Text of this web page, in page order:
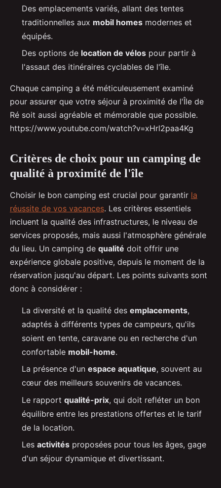
Des emplacements variés, allant des tentes
traditionnelles aux mobil homes modernes et
équipés.
Des options de location de vélos pour partir à
l'assaut des itinéraires cyclables de l'île.
Chaque camping a été méticuleusement examiné
pour assurer que votre séjour à proximité de l'Île de
Ré soit aussi agréable et mémorable que possible.
https://www.youtube.com/watch?v=xHrl2paa4Kg
Critères de choix pour un camping de
qualité à proximité de l'île
Choisir le bon camping est crucial pour garantir la
réussite de vos vacances. Les critères essentiels
incluent la qualité des infrastructures, le niveau de
services proposés, mais aussi l'atmosphère générale
du lieu. Un camping de qualité doit offrir une
expérience globale positive, depuis le moment de la
réservation jusqu'au départ. Les points suivants sont
donc à considérer :
La diversité et la qualité des emplacements,
adaptés à différents types de campeurs, qu'ils
soient en tente, caravane ou en recherche d'un
confortable mobil-home.
La présence d'un espace aquatique, souvent au
cœur des meilleurs souvenirs de vacances.
Le rapport qualité-prix, qui doit refléter un bon
équilibre entre les prestations offertes et le tarif
de la location.
Les activités proposées pour tous les âges, gage
d'un séjour dynamique et divertissant.